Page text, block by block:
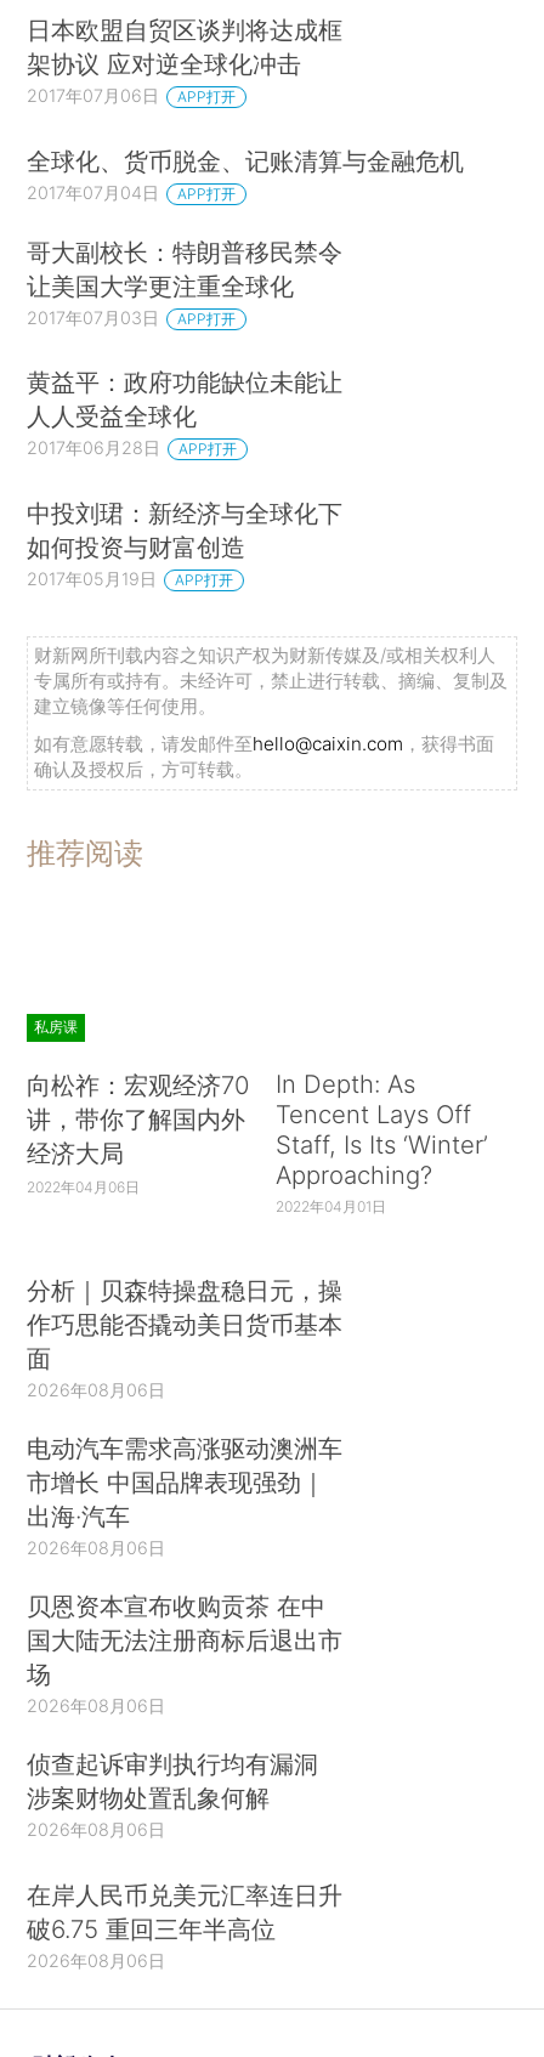
日本欧盟自贸区谈判将达成框
架协议 应对逆全球化冲击
2017年07月06日 APP打开
全球化、货币脱金、记账清算与金融危机
2017年07月04日 APP打开
哥大副校长：特朗普移民禁令
让美国大学更注重全球化
2017年07月03日 APP打开
黄益平：政府功能缺位未能让
人人受益全球化
2017年06月28日 APP打开
中投刘珺：新经济与全球化下
如何投资与财富创造
2017年05月19日 APP打开
财新网所刊载内容之知识产权为财新传媒及/或相关权利人
专属所有或持有。未经许可，禁止进行转载、摘编、复制及
建立镜像等任何使用。
如有意愿转载，请发邮件至hello@caixin.com ，获得书面
确认及授权后，方可转载。
推荐阅读
私房课
向松祚：宏观经济70
讲，带你了解国内外
经济大局
2022年04月06日
In Depth: As
Tencent Lays Off
Staff, Is Its ‘Winter’
Approaching?
2022年04月01日
分析｜贝森特操盘稳日元，操
作巧思能否撬动美日货币基本
面
2026年08月06日
电动汽车需求高涨驱动澳洲车
市增长 中国品牌表现强劲｜
出海·汽车
2026年08月06日
贝恩资本宣布收购贡茶 在中
国大陆无法注册商标后退出市
场
2026年08月06日
侦查起诉审判执行均有漏洞
涉案财物处置乱象何解
2026年08月06日
在岸人民币兑美元汇率连日升
破6.75 重回三年半高位
2026年08月06日